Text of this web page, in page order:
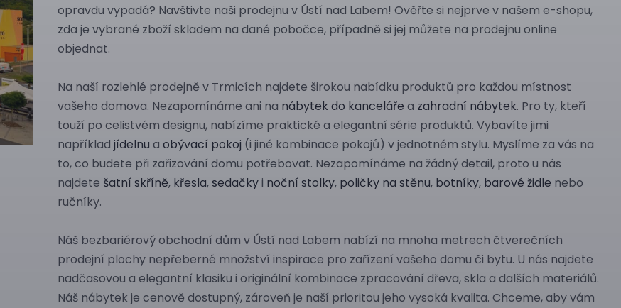
opravdu vypadá? Navštivte naši prodejnu v Ústí nad Labem! Ověřte si nejprve v našem e-shopu,
zda je vybrané zboží skladem na dané pobočce, případně si jej můžete na prodejnu online
objednat.
Na naší rozlehlé prodejně v Trmicích najdete širokou nabídku produktů pro každou místnost
vašeho domova. Nezapomínáme ani na nábytek do kanceláře a zahradní nábytek. Pro ty, kteří
touží po celistvém designu, nabízíme praktické a elegantní série produktů. Vybavíte jimi
například jídelnu a obývací pokoj (i jiné kombinace pokojů) v jednotném stylu. Myslíme za vás na
to, co budete při zařizování domu potřebovat. Nezapomínáme na žádný detail, proto u nás
najdete šatní skříně, křesla,sedačkyi noční stolky, poličky na stěnu, botníky, barové židle nebo
ručníky.
Náš bezbariérový obchodní dům v Ústí nad Labem nabízí na mnoha metrech čtverečních
prodejní plochy nepřeberné množství inspirace pro zařízení vašeho domu či bytu. U nás najdete
nadčasovou a elegantní klasiku i originální kombinace zpracování dřeva, skla a dalších materiálů.
Náš nábytek je cenově dostupný, zároveň je naší prioritou jeho vysoká kvalita. Chceme, aby vám